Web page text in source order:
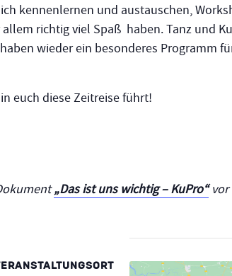
kennenlernen und austauschen,
richtig viel Spaß haben. Tanz und
wieder ein besonderes Programm
euch diese Zeitreise führt!
„Das ist uns wichtig – KuPro“vor